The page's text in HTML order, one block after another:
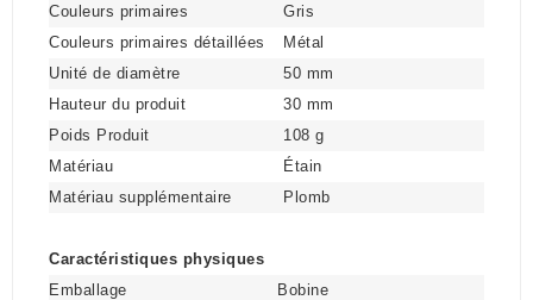
Couleurs primaires
Gris
Couleurs primaires détaillées
Métal
Unité de diamètre
50 mm
Hauteur du produit
30 mm
Poids Produit
108 g
Matériau
Étain
Matériau supplémentaire
Plomb
Caractéristiques physiques
Emballage
Bobine